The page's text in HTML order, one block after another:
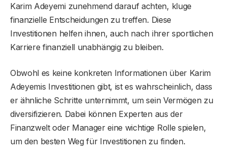
Karim Adeyemi zunehmend darauf achten, kluge
finanzielle Entscheidungen zu treffen. Diese
Investitionen helfen ihnen, auch nach ihrer sportlichen
Karriere finanziell unabhängig zu bleiben.
Obwohl es keine konkreten Informationen über Karim
Adeyemis Investitionen gibt, ist es wahrscheinlich, dass
er ähnliche Schritte unternimmt, um sein Vermögen zu
diversifizieren. Dabei können Experten aus der
Finanzwelt oder Manager eine wichtige Rolle spielen,
um den besten Weg für Investitionen zu finden.